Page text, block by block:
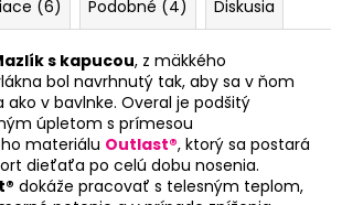
(6) Podobné (4) Diskusia
s kapucou, z mäkkého
bol navrhnutý tak, aby sa v ňom
v bavlnke. Overal je podšitý
úpletom s prímesou
materiálu Outlast®, ktorý sa postará
dieťaťa po celú dobu nosenia.
dokáže pracovať s telesným teplom,